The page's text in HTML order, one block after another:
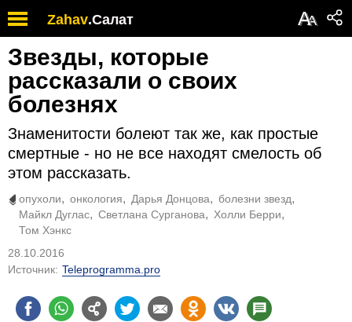
Zahav.Салат АА
Звезды, которые
рассказали о своих
болезнях
Знаменитости болеют так же, как простые
смертные - но не все находят смелость об
этом рассказать.
опухоли онкология Дарья Донцова
болезни звезд
Майкл Дуглас
Светлана Сурганова
Холли Берри
Том Хэнкс
28.10.2016
Источник: Teleprogramma.pro